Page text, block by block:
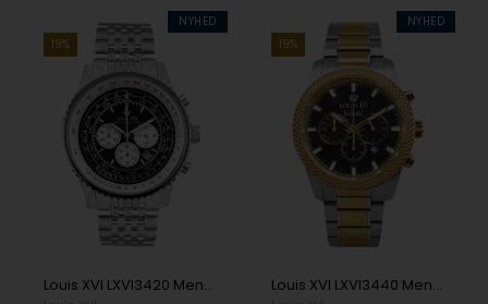
NYHED
19%
Louis XVI LXVI3420 Mens Watch Artagnan Chrono Limited 48mm 5ATM Wristwatch
NYHED
19%
Louis XVI LXVI3440 Mens Watch Artagnan Chrono Limited 48mm 5ATM Wristwatch